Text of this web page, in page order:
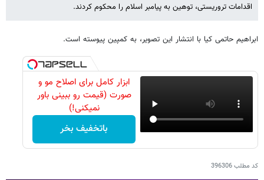
اقدامات تروریستی، توهین به پیامبر اسلام را محکوم کردند.
ابراهیم حاتمی کیا با انتشار این تصویر، به کمپین پیوسته است.
ابزار کامل برای اصلاح مو و
صورت (قیمت رو ببینی باور
نمیکنی!)
باتخفیف بخر
کد مطلب396306